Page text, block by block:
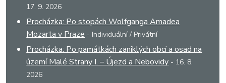
17. 9. 2026
Procházka: Po stopách Wolfganga Amadea
Mozarta v Praze - Individuální / Privátní
Procházka: Po památkách zaniklých obcí a osad na
území Malé Strany I. – Újezd a Nebovidy - 16. 8.
2026